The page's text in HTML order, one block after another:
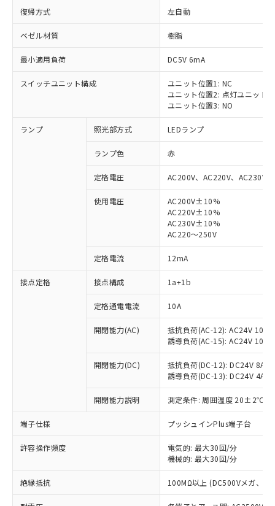
復帰方式 左自動
ベゼル材質 樹脂
最小適用負荷 DC5V 6mA
スイッチユニット構成
ユニット位置1: NC
ユニット位置2: 点灯ユニット
ユニット位置3: NO
ランプ 照光部方式 LEDランプ
ランプ色 赤
定格電圧 AC200V、AC220V、AC230V
使用電圧
AC200V±10%
AC220V±10%
AC230V±10%
AC220～250V
定格電流 12mA
接点定格 接点構成 1a+1b
定格通電電流 10A
開閉能力(AC)
抵抗負荷(AC-12): AC24V 10A/
誘導負荷(AC-15): AC24V
開閉能力(DC)
抵抗負荷(DC-12): DC24V 8A/
誘導負荷(DC-13): DC24V 4A/
開閉能力説明 測定条件: 周囲温度 20±2℃、
端子仕様 プッシュインPlus端子台
許容操作頻度
電気的: 最大30回/分
機械的: 最大30回/分
絶縁抵抗 100MΩ以上 (DC500Vメガ、点
ご利用条件
以下の条件をお読みいただき、同意のうえ
ご利用ください。
本サービスは、当社制御機器事業取扱
商品の当社在庫状況および標準価格
(税抜)を提供させていただくもので
当社制御機器事業取扱商品の中には、
本サービスの対象外となる商品もある
※1 対応状況
対応済み：EU RoHS指令（10物質）の
非含有に対応した製品が提供可能な商品で
対応予定：EU RoHS指令（10物質）の非含
有に対応した製品に切り替える予定のある
対応予定なし：EU RoHS指令（10物質）の
非含有に非対応の商品で、対応品を出す予
調査・確認中：EU RoHS指令（10物質）の
非含有の対応状況を調査中または確認中の
商品です。
非該当品：ライセンス料など無形物で、有
害物質有無と関係のない商品です。
仕入先様の事情により、非含有部品として
いたものが、含有品と判明した場合などや
「○」：最大均質材料含有率が中国RoHSの
基準値以下であることを示します。
「×」：最大均質材料含有率が中国RoHSの
基準値を超えていることを示します。
当社は、これら貴社製品のうち、外国